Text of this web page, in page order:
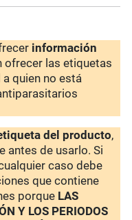
información
ofrecer las etiquetas
quien no está
del producto,
antes de usarlo. Si
caso debe
que contiene
porque LAS
Y LOS PERIODOS